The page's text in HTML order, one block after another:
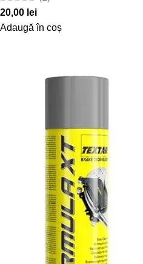
20,00 lei
Adaugă în coș